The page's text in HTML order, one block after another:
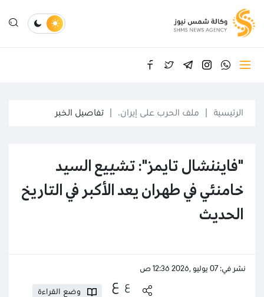
الرئيسية ملف الحرب على إيران. تفاصيل الخبر
"فايننشال تايمز": تشييع السيد
خامنئي في طهران يعد الأكبر في التاريخ
الحديث
نشر في: 07 يوليو ,2026 12:36 ص
ع ع
وضع القراءة